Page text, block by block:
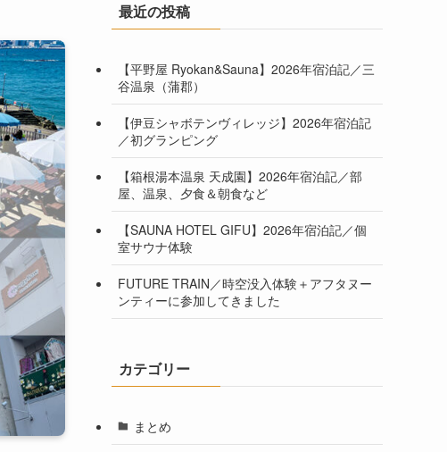
最近の投稿
【平野屋 Ryokan&Sauna】2026年宿泊記／三
谷温泉（蒲郡）
【伊豆シャボテンヴィレッジ】2026年宿泊記
／初グランピング
【箱根湯本温泉 天成園】2026年宿泊記／部
屋、温泉、夕食＆朝食など
【SAUNA HOTEL GIFU】2026年宿泊記／個
室サウナ体験
FUTURE TRAIN／時空没入体験＋アフタヌー
ンティーに参加してきました
カテゴリー
まとめ